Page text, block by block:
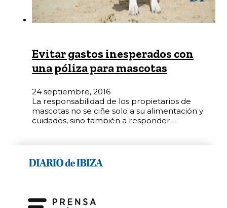
Evitar gastos inesperados con
una póliza para mascotas
24 septiembre, 2016
La responsabilidad de los propietarios de
mascotas no se ciñe solo a su alimentación y
cuidados, sino también a responder…